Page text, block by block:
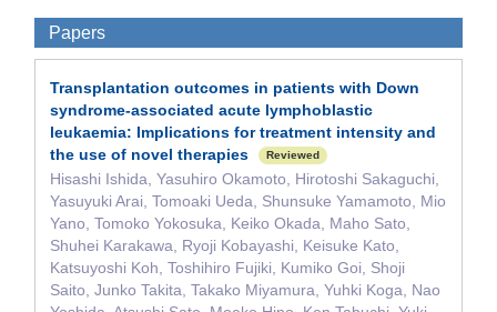
Papers
Transplantation outcomes in patients with Down
syndrome‐associated acute lymphoblastic
leukaemia: Implications for treatment intensity and
the use of novel therapies
Reviewed
Hisashi Ishida, Yasuhiro Okamoto, Hirotoshi Sakaguchi,
Yasuyuki Arai, Tomoaki Ueda, Shunsuke Yamamoto, Mio
Yano, Tomoko Yokosuka, Keiko Okada, Maho Sato,
Shuhei Karakawa, Ryoji Kobayashi, Keisuke Kato,
Katsuyoshi Koh, Toshihiro Fujiki, Kumiko Goi, Shoji
Saito, Junko Takita, Takako Miyamura, Yuhki Koga, Nao